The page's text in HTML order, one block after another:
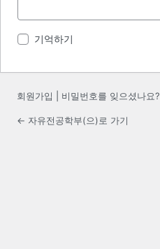
기억하기
회원가입 비밀번호를 잊으셨나요?
← 자유전공학부(으)로 가기